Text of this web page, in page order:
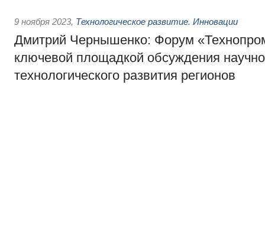
9 ноября 2023, Технологическое развитие. Инновации
Дмитрий Чернышенко: Форум
ключевой площадкой обсуждения
технологического развития регионов